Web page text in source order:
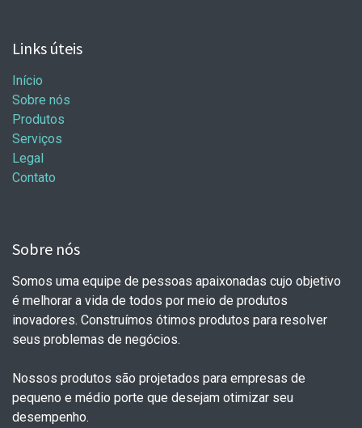
Links úteis
Início
Sobre nós
Produtos
Serviços
Legal
Contato
Sobre nós
Somos uma equipe de pessoas apaixonadas cujo objetivo
é melhorar a vida de todos por meio de produtos
inovadores. Construímos ótimos produtos para resolver
seus problemas de negócios.
Nossos produtos são projetados para empresas de
pequeno e médio porte que desejam otimizar seu
desempenho.